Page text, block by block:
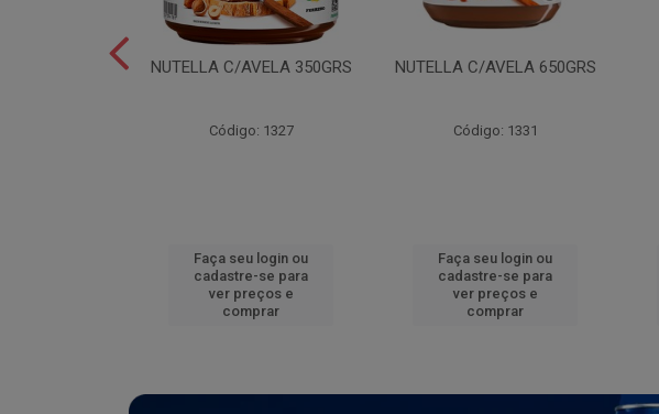
NUTELLA C/AVELA 350GRS
Código: 1327
Faça seu login ou
cadastre-se para
ver preços e
comprar
NUTELLA C/AVELA 650GRS
Código: 1331
Faça seu login ou
cadastre-se para
ver preços e
comprar